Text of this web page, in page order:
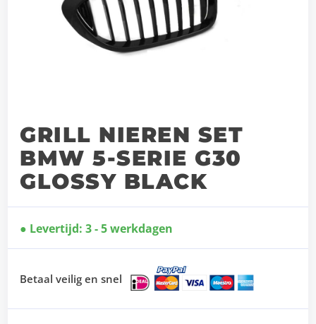
GRILL NIEREN SET
BMW 5-SERIE G30
GLOSSY BLACK
Levertijd: 3 - 5 werkdagen
Betaal veilig en snel